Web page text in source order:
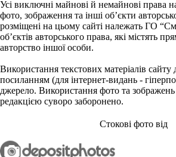
Усі виключні майнові й немайнові права
фото, зображення та інші об’єкти
розміщені на цьому сайті належать ГО
об’єктів авторського права, які містять
авторство іншої особи.
Використання текстових матеріалів
посиланням (для інтернет-видань -
джерело. Використання фото та
редакцією суворо заборонено.
Стокові фото від